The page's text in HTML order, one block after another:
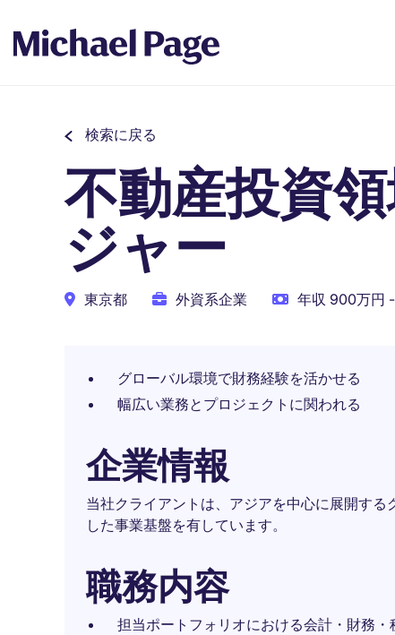
検索に戻る
不動産投資
ジャー
東京都 外資系企業 年収 900万円 -
グローバル環境で財務経験を活かせる
幅広い業務とプロジェクトに関われる
企業情報
当社クライアントは、アジアを中心に展開す
した事業基盤を有しています。
職務内容
担当ポートフォリオにおける会計・財務・